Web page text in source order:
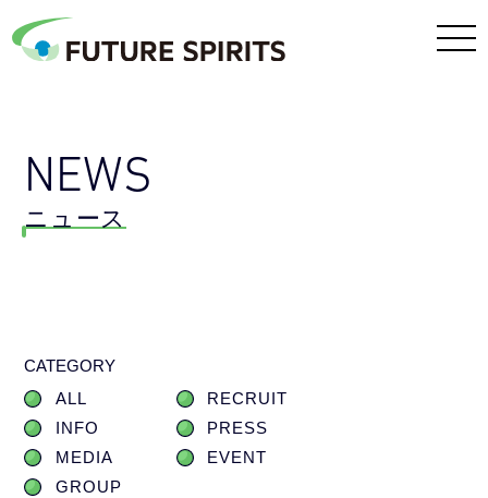
NEWS
ニュース
CATEGORY
ALL
RECRUIT
INFO
PRESS
MEDIA
EVENT
GROUP